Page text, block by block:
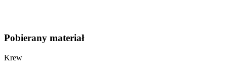
Pobierany materiał
Krew